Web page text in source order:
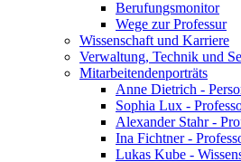
Berufungsmonitor
Wege zur Professur
Wissenschaft und Karriere
Verwaltung, Technik und
Mitarbeitendenporträts
Anne Dietrich -
Sophia Lux -
Alexander Stahr -
Ina Fichtner -
Lukas Kube -